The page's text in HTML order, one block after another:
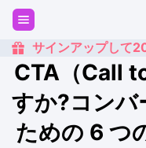
サインアップして
CTA（Call
すか?コンバ
ための 6 つ